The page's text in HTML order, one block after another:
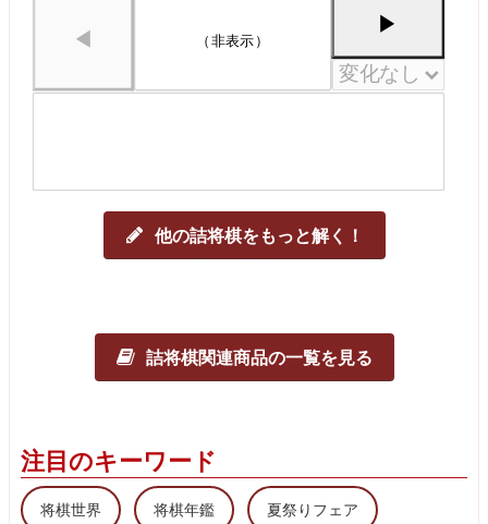
◀ （非表示）
▶
他の詰将棋をもっと解く！
詰将棋関連商品の一覧を見る
注目のキーワード
将棋世界 将棋年鑑 夏祭りフェア